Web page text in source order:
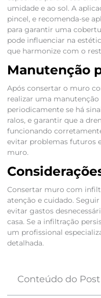
umidade e ao sol. A
pincel, e recomenda-se
para garantir uma
pode influenciar na
que harmonize com o
Manutenção
Após consertar o muro
realizar uma
periodicamente se há
ralos, e garantir que a
funcionando
evitar problemas futuros
muro.
Consertar muro com
atenção e cuidado.
evitar gastos
casa. Se a infiltração
um profissional
detalhada.
Conteúdo do Post